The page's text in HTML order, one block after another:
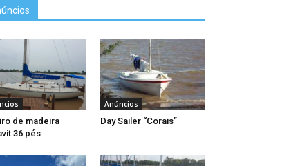
de madeira
36 pés
Anúncios
Day Sailer “Corais”